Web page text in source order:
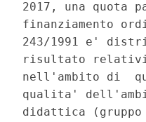
2017, una quota
finanziamento
243/1991 e'
risultato relativi
nell'ambito di
qualita'
didattica